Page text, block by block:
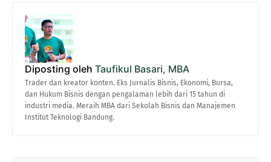
Diposting oleh Taufikul Basari, MBA
Trader dan kreator konten. Eks Jurnalis Bisnis, Ekonomi, Bursa,
dan Hukum Bisnis dengan pengalaman lebih dari 15 tahun di
industri media. Meraih MBA dari Sekolah Bisnis dan Manajemen
Institut Teknologi Bandung.